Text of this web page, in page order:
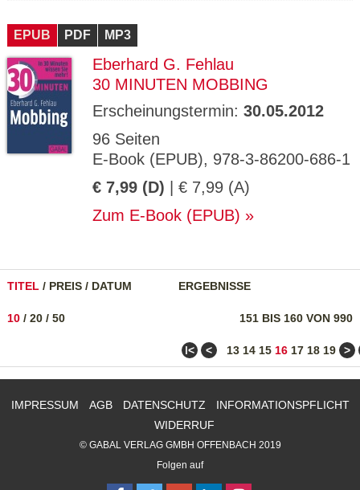
EPUB PDF MP3
Eberhard G. Fehlau
30 MINUTEN MOBBING
Erscheinungstermin: 30.05.2012
96 Seiten
E-Book (EPUB), 978-3-86200-686-1
€ 7,99 (D) | € 7,99 (A)
Zum E-Book (EPUB)
TITEL / PREIS / DATUM ERGEBNISSE
151 BIS 160 VON 990
10 / 20 / 50
ǀ< < 13 14 15 16 17 18 19 >
IMPRESSUM AGB DATENSCHUTZ
INFORMATIONSPFLICHT
WIDERRUF
© GABAL VERLAG GMBH OFFENBACH 2019
Folgen auf